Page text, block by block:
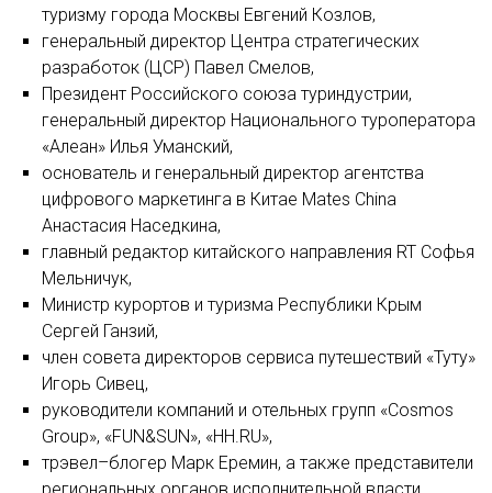
туризму города Москвы Евгений Козлов,
генеральный директор Центра стратегических
разработок (ЦСР) Павел Смелов,
Президент Российского союза туриндустрии,
генеральный директор Национального туроператора
«Алеан» Илья Уманский,
основатель и генеральный директор агентства
цифрового маркетинга в Китае Mates China
Анастасия Наседкина,
главный редактор китайского направления RT Софья
Мельничук,
Министр курортов и туризма Республики Крым
Сергей Ганзий,
член совета директоров сервиса путешествий «Туту»
Игорь Сивец,
руководители компаний и отельных групп «Cosmos
Group», «FUN&SUN», «HH.RU»,
трэвел–блогер Марк Еремин, а также представители